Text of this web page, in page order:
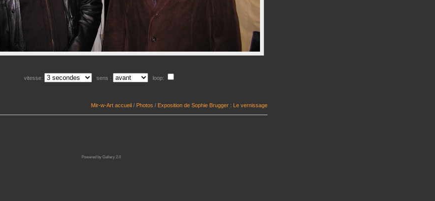
vitesse: sens : loop:
Mir-w-Art accueil / Photos / Exposition de Sophie Brugger : Le vernissage
Powered by Gallery 2.0